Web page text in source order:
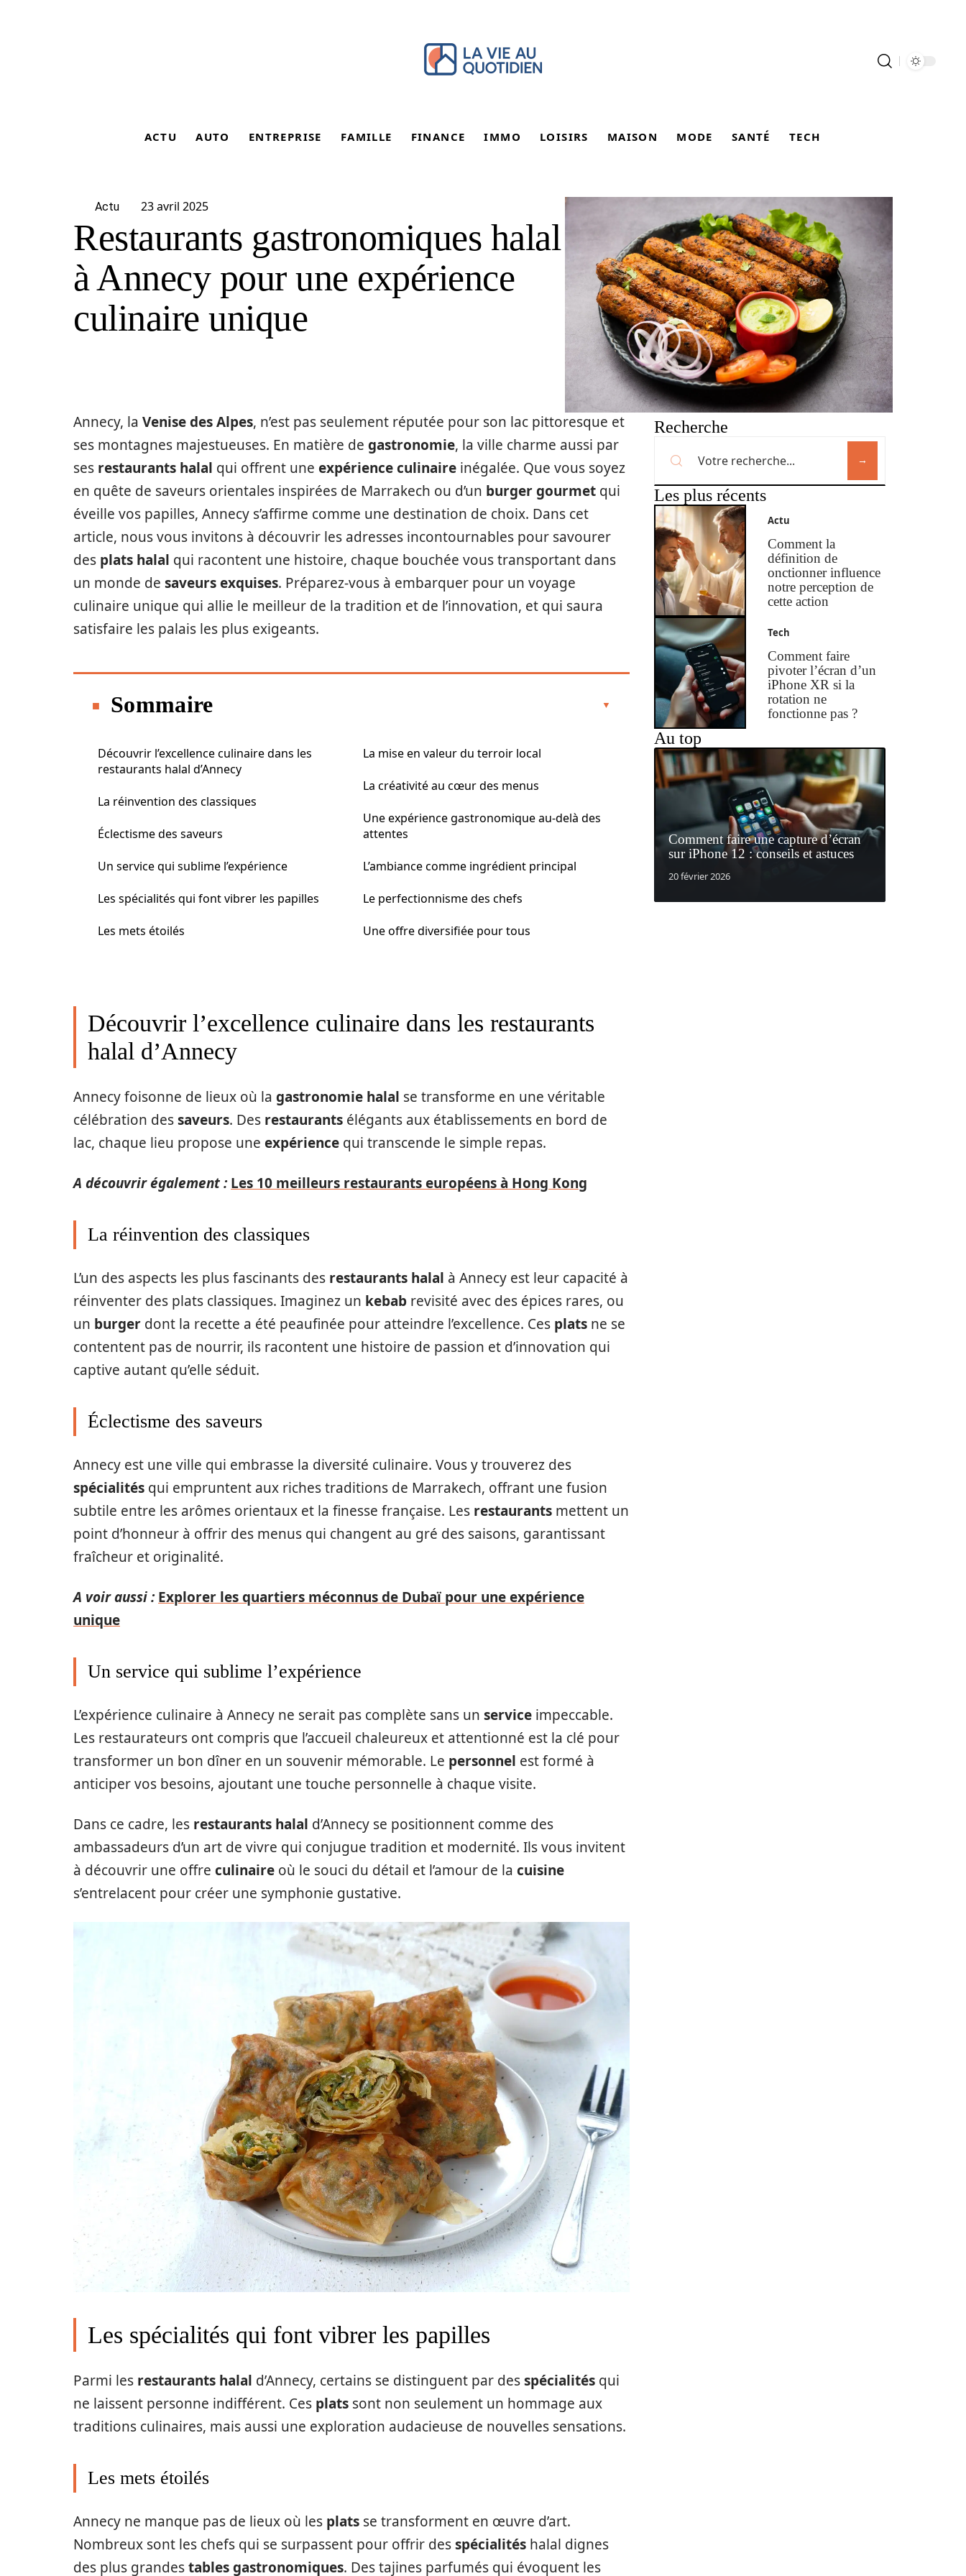
ACTU AUTO ENTREPRISE FAMILLE FINANCE IMMO LOISIRS MAISON MODE SANTÉ TECH
Actu 23 avril 2025
Restaurants gastronomiques halal
à Annecy pour une expérience
culinaire unique
Annecy, la Venise des Alpes, n’est pas seulement réputée pour son lac pittoresque et
ses montagnes majestueuses. En matière de gastronomie, la ville charme aussi par
ses restaurants halal qui offrent une expérience culinaire inégalée. Que vous soyez
en quête de saveurs orientales inspirées de Marrakech ou d’un burger gourmet qui
éveille vos papilles, Annecy s’affirme comme une destination de choix. Dans cet
article, nous vous invitons à découvrir les adresses incontournables pour savourer
des plats halal qui racontent une histoire, chaque bouchée vous transportant dans
un monde de saveurs exquises. Préparez-vous à embarquer pour un voyage
culinaire unique qui allie le meilleur de la tradition et de l’innovation, et qui saura
satisfaire les palais les plus exigeants.
Sommaire
Découvrir l’excellence culinaire dans les
restaurants halal d’Annecy
La réinvention des classiques
Éclectisme des saveurs
Un service qui sublime l’expérience
Les spécialités qui font vibrer les papilles
Les mets étoilés
La mise en valeur du terroir local
La créativité au cœur des menus
Une expérience gastronomique au-delà des
attentes
L’ambiance comme ingrédient principal
Le perfectionnisme des chefs
Une offre diversifiée pour tous
Découvrir l’excellence culinaire dans les restaurants
halal d’Annecy
Annecy foisonne de lieux où la gastronomie halal se transforme en une véritable
célébration dessaveurs. Des restaurants élégants aux établissements en bord de
lac, chaque lieu propose une expérience qui transcende le simple repas.
A découvrir également : Les 10 meilleurs restaurants européens à Hong Kong
La réinvention des classiques
L’un des aspects les plus fascinants des restaurants halal à Annecy est leur capacité à
réinventer des plats classiques. Imaginez un kebab revisité avec des épices rares, ou
un burger dont la recette a été peaufinée pour atteindre l’excellence. Ces plats ne se
contentent pas de nourrir, ils racontent une histoire de passion et d’innovation qui
captive autant qu’elle séduit.
Éclectisme des saveurs
Annecy est une ville qui embrasse la diversité culinaire. Vous y trouverez des
spécialités qui empruntent aux riches traditions de Marrakech, offrant une fusion
subtile entre les arômes orientaux et la finesse française. Les restaurants mettent un
point d’honneur à offrir des menus qui changent au gré des saisons, garantissant
fraîcheur et originalité.
A voir aussi : Explorer les quartiers méconnus de Dubaï pour une expérience
unique
Un service qui sublime l’expérience
L’expérience culinaire à Annecy ne serait pas complète sans un service impeccable.
Les restaurateurs ont compris que l’accueil chaleureux et attentionné est la clé pour
transformer un bon dîner en un souvenir mémorable. Le personnel est formé à
anticiper vos besoins, ajoutant une touche personnelle à chaque visite.
Dans ce cadre, les restaurants halal d’Annecy se positionnent comme des
ambassadeurs d’un art de vivre qui conjugue tradition et modernité. Ils vous invitent
à découvrir une offre culinaire où le souci du détail et l’amour de la cuisine
s’entrelacent pour créer une symphonie gustative.
Les spécialités qui font vibrer les papilles
Parmi les restaurants halal d’Annecy, certains se distinguent par desspécialités qui
ne laissent personne indifférent. Ces plats sont non seulement un hommage aux
traditions culinaires, mais aussi une exploration audacieuse de nouvelles sensations.
Les mets étoilés
Annecy ne manque pas de lieux où les plats se transforment en œuvre d’art.
Nombreux sont les chefs qui se surpassent pour offrir desspécialités halal dignes
des plus grandestables gastronomiques. Des tajines parfumés qui évoquent les
Recherche
Les plus récents
Actu
Comment la
définition de
onctionner influence
notre perception de
cette action
Tech
Comment faire
pivoter l’écran d’un
iPhone XR si la
rotation ne
fonctionne pas ?
Au top
Comment faire une capture d’écran
sur iPhone 12 : conseils et astuces
20 février 2026